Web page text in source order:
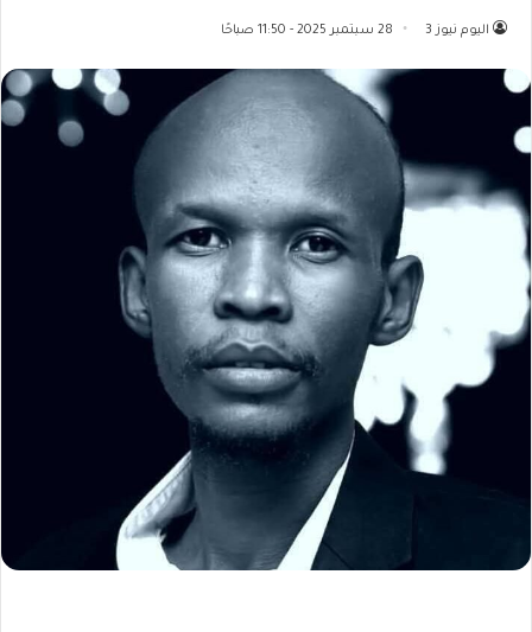
اليوم نيوز 3 28 سبتمبر 2025 - 11:50 صباحًا